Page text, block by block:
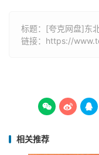
标题：[夸克网盘]东
链接： https://
  
相关推荐